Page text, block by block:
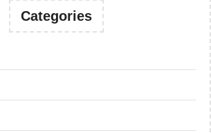
Categories